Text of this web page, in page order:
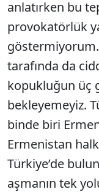
anlatırken bu
provokatörlük
göstermiyorum.
tarafında da
kopukluğun üç
bekleyemeyiz.
binde biri
Ermenistan
Türkiye’de
aşmanın tek